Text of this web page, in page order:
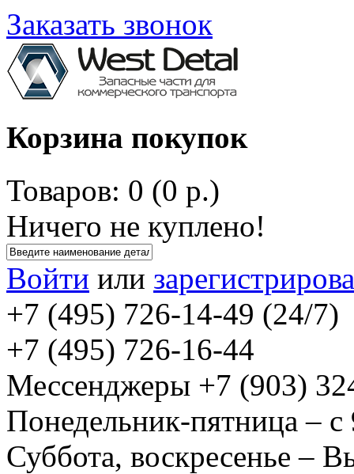
Заказать звонок
Корзина покупок
Товаров: 0 (0 р.)
Ничего не куплено!
Войти или
+7 (495) 726-14-49 (24/7)
+7 (495) 726-16-44
Мессенджеры +7 (903)
Понедельник-пятница –
Суббота, воскресенье –